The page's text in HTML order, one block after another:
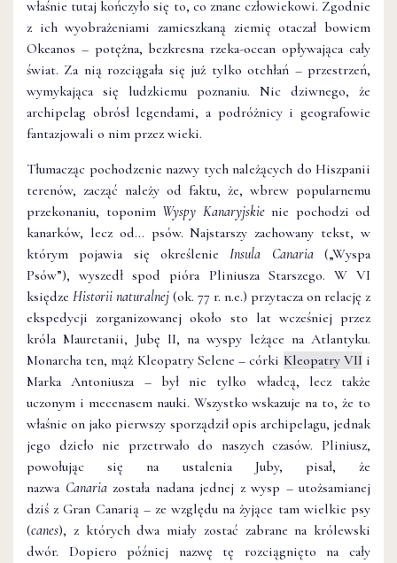
właśnie tutaj kończyło się to, co znane człowiekowi. Zgodnie
z ich wyobrażeniami zamieszkaną ziemię otaczał bowiem
Okeanos – potężna, bezkresna rzeka-ocean opływająca cały
świat. Za nią rozciągała się już tylko otchłań – przestrzeń,
wymykająca się ludzkiemu poznaniu. Nic dziwnego, że
archipelag obrósł legendami, a podróżnicy i geografowie
fantazjowali o nim przez wieki.
Tłumacząc pochodzenie nazwy tych należących do Hiszpanii
terenów, zacząć należy od faktu, że, wbrew popularnemu
przekonaniu, toponim Wyspy Kanaryjskienie pochodzi od
kanarków, lecz od… psów. Najstarszy zachowany tekst, w
którym pojawia się określenieInsula Canaria(„Wyspa
Psów”), wyszedł spod pióra Pliniusza Starszego. W VI
księdze Historii naturalnej (ok. 77 r. n.e.) przytacza on relację z
ekspedycji zorganizowanej około sto lat wcześniej przez
króla Mauretanii, Jubę II, na wyspy leżące na Atlantyku.
Monarcha ten, mąż Kleopatry Selene – córki Kleopatry VII i
Marka Antoniusza – był nie tylko władcą, lecz także
uczonym i mecenasem nauki. Wszystko wskazuje na to, że to
właśnie on jako pierwszy sporządził opis archipelagu, jednak
jego dzieło nie przetrwało do naszych czasów. Pliniusz,
powołując się na ustalenia Juby, pisał, że
nazwa Canariazostała nadana jednej z wysp – utożsamianej
dziś z Gran Canarią – ze względu na żyjące tam wielkie psy
(canes), z których dwa miały zostać zabrane na królewski
dwór. Dopiero później nazwę tę rozciągnięto na cały